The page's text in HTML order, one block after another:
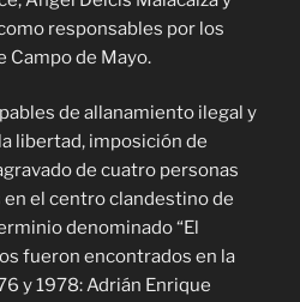
responsables por los
Campo de Mayo.
de allanamiento ilegal y
libertad, imposición de
de cuatro personas
el centro clandestino de
denominado “El
fueron encontrados en la
y 1978: Adrián Enrique